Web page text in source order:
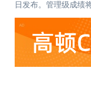
日发布。管理级成绩